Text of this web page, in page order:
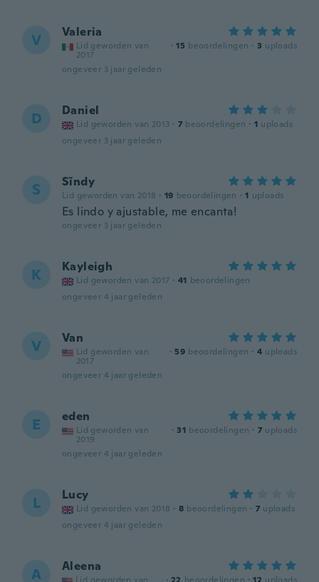
V Valeria
Lid geworden van
2017
· 15 beoordelingen · 3 uploads
ongeveer 3 jaar geleden
D Daniel
Lid geworden van 2013 · 7 beoordelingen · 1 uploads
ongeveer 3 jaar geleden
S Sĭndy
Lid geworden van 2018 · 19 beoordelingen · 1 uploads
Es lindo y ajustable, me encanta!
ongeveer 3 jaar geleden
K Kayleigh
Lid geworden van 2017 · 41 beoordelingen
ongeveer 4 jaar geleden
V Van
Lid geworden van
2017
· 59 beoordelingen · 4 uploads
ongeveer 4 jaar geleden
E eden
Lid geworden van
2019
· 31 beoordelingen · 7 uploads
ongeveer 4 jaar geleden
L Lucy
Lid geworden van 2018 · 8 beoordelingen · 7 uploads
ongeveer 4 jaar geleden
A Aleena